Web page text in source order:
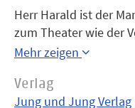
Herr Harald ist der
zum Theater wie der
ist für andere. Eines
damit tun? Er kann
setzen, was ihm an
Mehr zeigen
Verlag
Jung und Jung Verlag